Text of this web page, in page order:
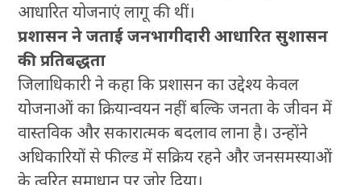
आधारित योजनाएं लागू की थीं।
प्रशासन ने जताई जनभागीदारी आधारित सुशासन
की प्रतिबद्धता
जिलाधिकारी ने कहा कि प्रशासन का उद्देश्य केवल
योजनाओं का क्रियान्वयन नहीं बल्कि जनता के जीवन में
वास्तविक और सकारात्मक बदलाव लाना है। उन्होंने
अधिकारियों से फील्ड में सक्रिय रहने और जनसमस्याओं